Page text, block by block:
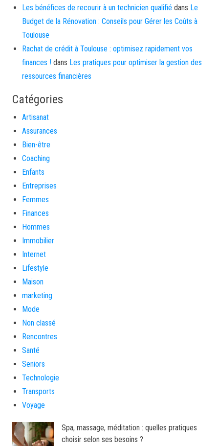
Les bénéfices de recourir à un technicien qualifié dans Le
Budget de la Rénovation : Conseils pour Gérer les Coûts à
Toulouse
Rachat de crédit à Toulouse : optimisez rapidement vos
finances ! dans Les pratiques pour optimiser la gestion des
ressources financières
Catégories
Artisanat
Assurances
Bien-être
Coaching
Enfants
Entreprises
Femmes
Finances
Hommes
Immobilier
Internet
Lifestyle
Maison
marketing
Mode
Non classé
Rencontres
Santé
Seniors
Technologie
Transports
Voyage
Spa, massage, méditation : quelles pratiques
choisir selon ses besoins ?